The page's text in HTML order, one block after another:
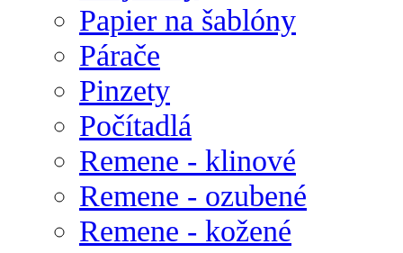
Papier na šablóny
Párače
Pinzety
Počítadlá
Remene - klinové
Remene - ozubené
Remene - kožené